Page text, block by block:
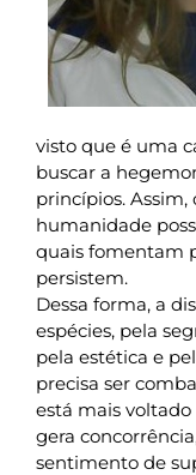
visto que é uma
buscar a
princípios.
humanidade
quais fomentam
persistem.
Dessa forma, a
espécies, pela
pela estética e
precisa ser
está mais voltado
gera
sentimento de